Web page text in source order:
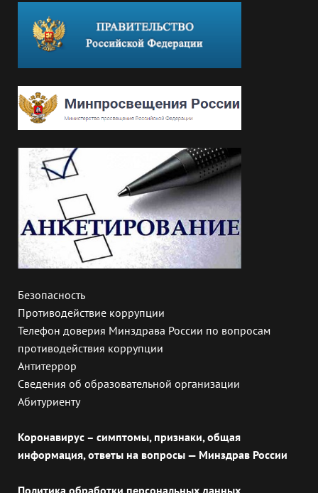
Безопасность
Противодействие коррупции
Телефон доверия Минздрава России по вопросам
противодействия коррупции
Антитеррор
Сведения об образовательной организации
Абитуриенту
Коронавирус – симптомы, признаки, общая
информация, ответы на вопросы — Минздрав России